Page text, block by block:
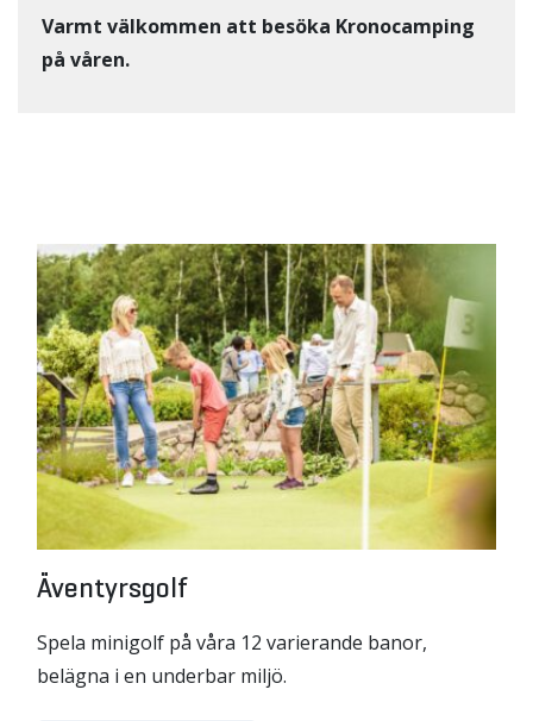
Varmt välkommen att besöka Kronocamping
på våren.
Äventyrsgolf
Spela minigolf på våra 12 varierande banor,
belägna i en underbar miljö.